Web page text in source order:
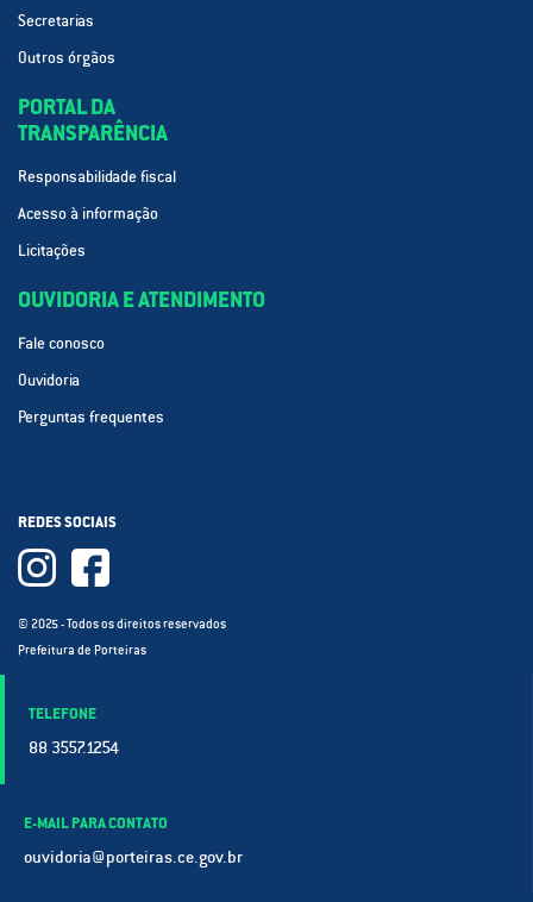
Secretarias
Outros órgãos
PORTAL DA
TRANSPARÊNCIA
Responsabilidade fiscal
Acesso à informação
Licitações
OUVIDORIA E ATENDIMENTO
Fale conosco
Ouvidoria
Perguntas frequentes
REDES SOCIAIS
© 2025 - Todos os direitos reservados
Prefeitura de Porteiras
TELEFONE
88 3557.1254
E-MAIL PARA CONTATO
ouvidoria@porteiras.ce.gov.br